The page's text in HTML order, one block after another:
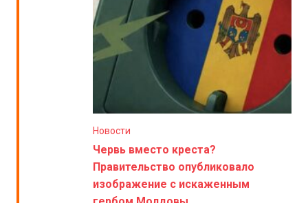
Новости
Червь вместо креста?
Правительство опубликовало
изображение с искаженным